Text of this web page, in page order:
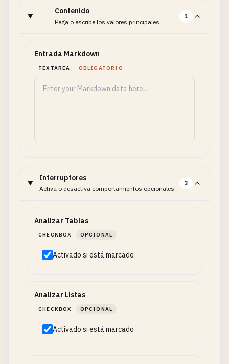
Contenido
Pega o escribe los valores principales.
1
Entrada Markdown
TEXTAREA OBLIGATORIO
Interruptores
Activa o desactiva comportamientos opcionales.
3
Analizar Tablas
CHECKBOX OPCIONAL
Activado si está marcado
Analizar Listas
CHECKBOX OPCIONAL
Activado si está marcado